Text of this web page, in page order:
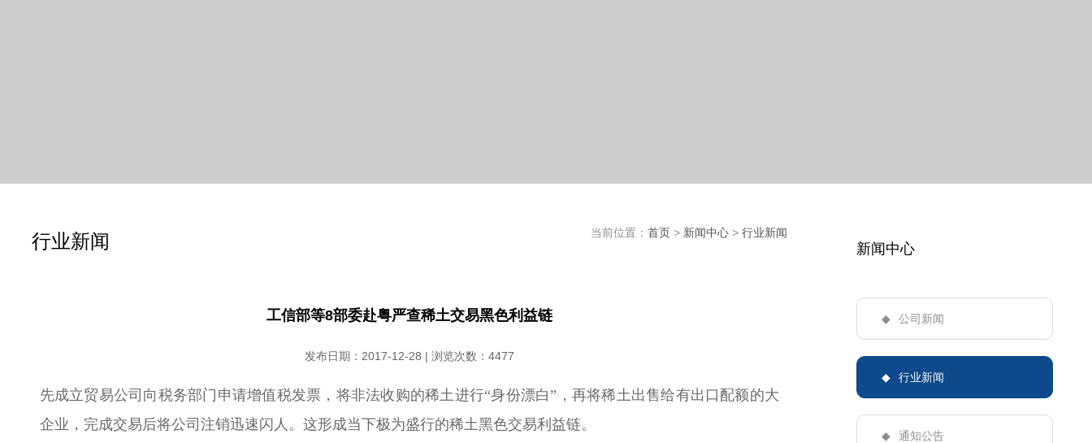
新闻中心
公司新闻
行业新闻
通知公告
行业新闻 当前位置： 首页> 新闻中心> 行业新闻
工信部等8部委赴粤严查稀土交易黑色利益链
发布日期：2017-12-28 | 浏览次数： 4477
先成立贸易公司向税务部门申请增值税发票，将非法收购的稀土进行“身份漂白”，再将稀土出售给有出口配额的大
企业，完成交易后将公司注销迅速闪人。这形成当下极为盛行的稀土黑色交易利益链。